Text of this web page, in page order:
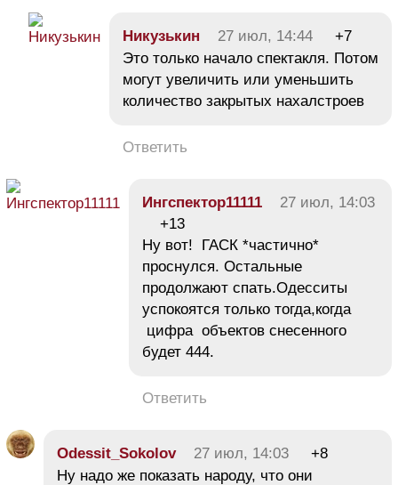
Никузькин 27 июл, 14:44
+7
Это только начало спектакля. Потом
могут увеличить или уменьшить
количество закрытых нахалстроев
Ответить
Ингспектор11111
27 июл, 14:03
+13
Ну вот! ГАСК *частично*
проснулся. Остальные
продолжают спать.Одесситы
успокоятся только тогда,когда
цифра объектов снесенного
будет 444.
Ответить
Odessit_Sokolov 27 июл, 14:03
+8
Ну надо же показать народу, что они